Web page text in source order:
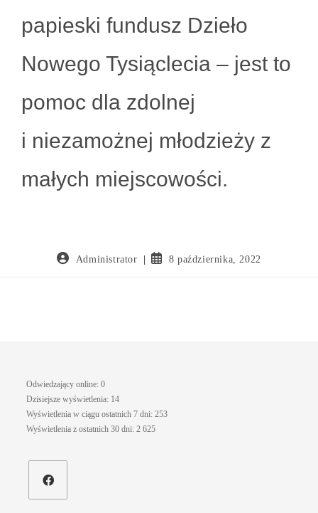
papieski fundusz Dzieło
Nowego Tysiąclecia – jest to
pomoc dla zdolnej
i niezamożnej młodzieży z
małych miejscowości.
Administrator 8 października, 2022
Odwiedzający online:0
Dzisiejsze wyświetlenia: 14
Wyświetlenia w ciągu ostatnich 7 dni:253
Wyświetlenia z ostatnich 30 dni:2 625